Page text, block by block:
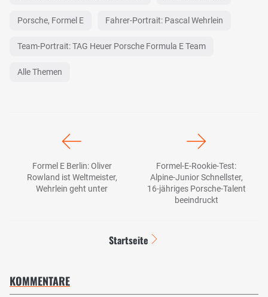
Porsche, Formel E Fahrer-Portrait: Pascal Wehrlein
Team-Portrait: TAG Heuer Porsche Formula E Team
Alle Themen
Formel E Berlin: Oliver
Rowland ist Weltmeister,
Wehrlein geht unter
Formel-E-Rookie-Test:
Alpine-Junior Schnellster,
16-jähriges Porsche-Talent
beeindruckt
Startseite
KOMMENTARE